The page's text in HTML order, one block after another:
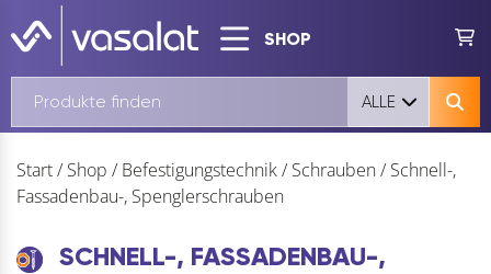
SHOP
ALLE
Start/ Shop / Befestigungstechnik/ Schrauben/ Schnell-,
Fassadenbau-, Spenglerschrauben
SCHNELL-, FASSADENBAU-,